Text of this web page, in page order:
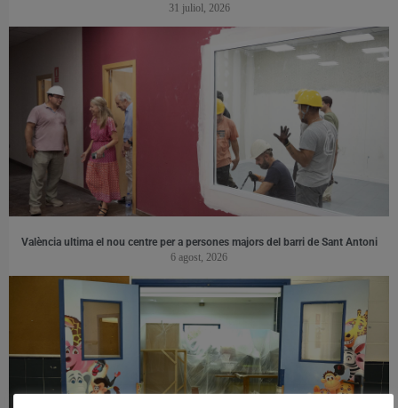
31 juliol, 2026
València ultima el nou centre per a persones majors del barri de Sant Antoni
6 agost, 2026